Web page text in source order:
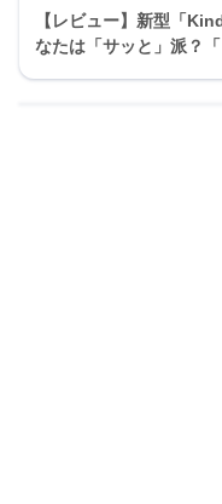
【レビュー】新型「
なたは「サッと」派？